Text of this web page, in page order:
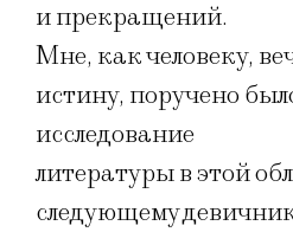
и прекращений.
Мне, как человеку,
истину, поручено
исследование
литературы в этой
следующему